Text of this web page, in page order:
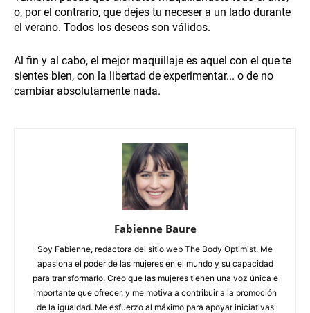
o, por el contrario, que dejes tu neceser a un lado durante
el verano. Todos los deseos son válidos.
Al fin y al cabo, el mejor maquillaje es aquel con el que te
sientes bien, con la libertad de experimentar... o de no
cambiar absolutamente nada.
Fabienne Baure
Soy Fabienne, redactora del sitio web The Body Optimist. Me
apasiona el poder de las mujeres en el mundo y su capacidad
para transformarlo. Creo que las mujeres tienen una voz única e
importante que ofrecer, y me motiva a contribuir a la promoción
de la igualdad. Me esfuerzo al máximo para apoyar iniciativas